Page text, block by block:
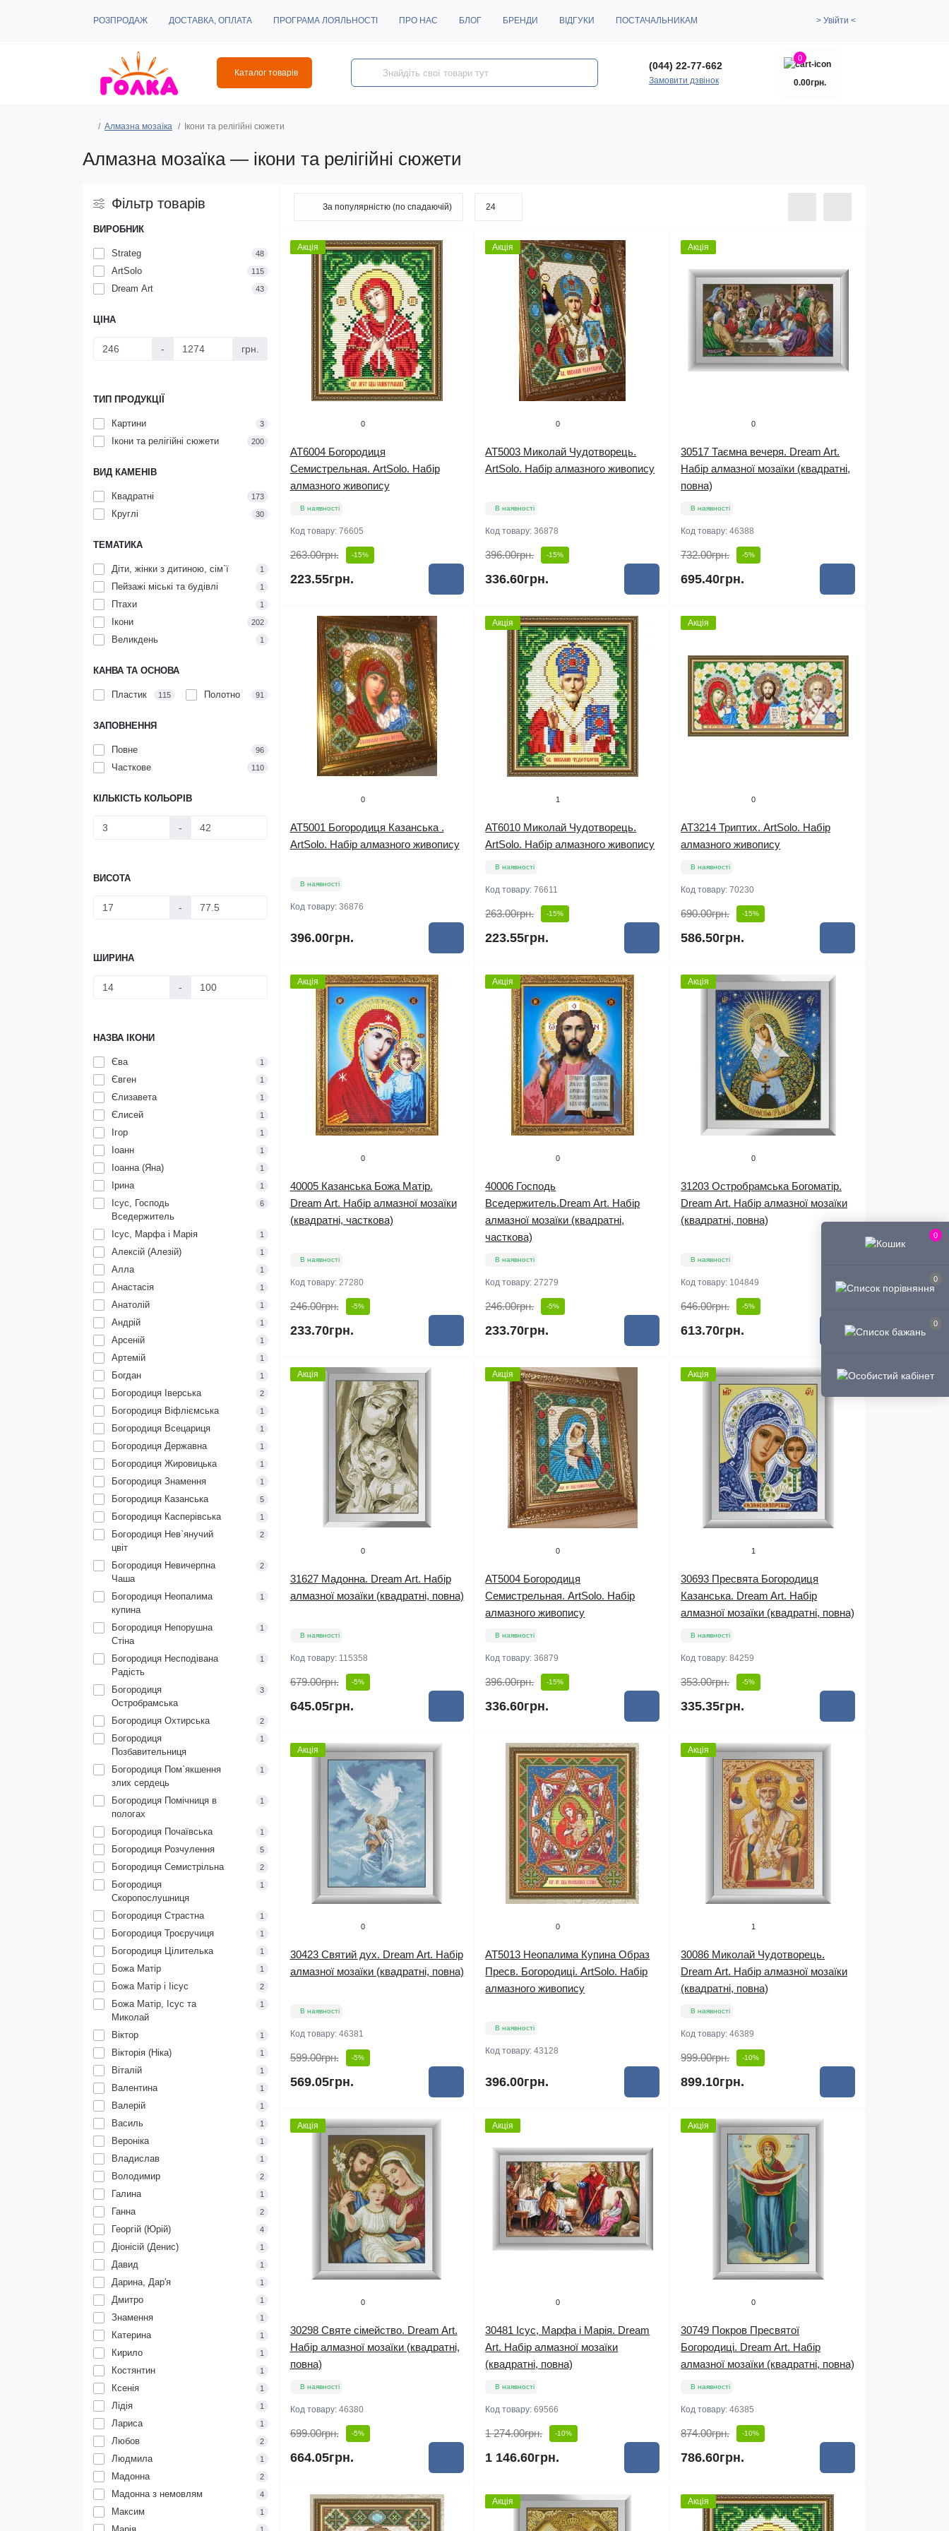
0
0
0
РОЗПРОДАЖ ДОСТАВКА, ОПЛАТА ПРОГРАМА ЛОЯЛЬНОСТІ ПРО НАС БЛОГ БРЕНДИ ВІДГУКИ ПОСТАЧАЛЬНИКАМ > Увійти <
Каталог товарів
(044) 22-77-662
Замовити дзвінок
0
0.00грн.
Алмазна мозаїка Ікони та релігійні сюжети
Алмазна мозаїка — ікони та релігійні сюжети
Фільтр товарів
ВИРОБНИК
Strateg 48
ArtSolo 115
Dream Art 43
ЦІНА
- грн.
ТИП ПРОДУКЦІЇ
Картини 3
Ікони та релігійні сюжети 200
ВИД КАМЕНІВ
Квадратні 173
Круглі 30
ТЕМАТИКА
Діти, жінки з дитиною, сім`ї 1
Пейзажі міські та будівлі 1
Птахи 1
Ікони 202
Великдень 1
КАНВА ТА ОСНОВА
Пластик 115 Полотно 91
ЗАПОВНЕННЯ
Повне 96
Часткове 110
КІЛЬКІСТЬ КОЛЬОРІВ
-
ВИСОТА
-
ШИРИНА
-
НАЗВА ІКОНИ
Єва 1
Євген 1
Єлизавета 1
Єлисей 1
Ігор 1
Іоанн 1
Іоанна (Яна) 1
Ірина 1
Ісус, Господь
Вседержитель
6
Ісус, Марфа і Марія 1
Алексій (Алезій) 1
Алла 1
Анастасія 1
Анатолій 1
Андрій 1
Арсеній 1
Артемій 1
Богдан 1
Богородиця Іверська 2
Богородиця Віфліємська 1
Богородиця Всецариця 1
Богородиця Державна 1
Богородиця Жировицька 1
Богородиця Знамення 1
Богородиця Казанська 5
Богородиця Касперівська 1
Богородиця Нев`янучий
цвіт
2
Богородиця Невичерпна
Чаша
2
Богородиця Неопалима
купина
1
Богородиця Непорушна
Стіна
1
Богородиця Несподівана
Радість
1
Богородиця
Остробрамська
3
Богородиця Охтирська 2
Богородиця
Позбавительниця
1
Богородиця Пом`якшення
злих сердець
1
Богородиця Помічниця в
пологах
1
Богородиця Почаївська 1
Богородиця Розчулення 5
Богородиця Семистрільна 2
Богородиця
Скоропослушниця
1
Богородиця Страстна 1
Богородиця Троєручиця 1
Богородиця Цілителька 1
Божа Матір 1
Божа Матір і Іісус 2
Божа Матір, Ісус та
Миколай
1
Віктор 1
Вікторія (Ніка) 1
Віталій 1
Валентина 1
Валерiй 1
Василь 1
Вероніка 1
Владислав 1
Володимир 2
Галина 1
Ганна 2
Георгій (Юрій) 4
Діонісій (Денис) 1
Давид 1
Дарина, Дар'я 1
Дмитро 1
Знамення 1
Катерина 1
Кирило 1
Костянтин 1
Ксенія 1
Лідія 1
Лариса 1
Любов 2
Людмила 1
Мадонна 2
Мадонна з немовлям 4
Максим 1
Акція
0
AT6004 Богородиця
Семистрельная. ArtSolo. Набір
алмазного живопису
В наявності
Код товару: 76605
263.00грн. -15%
223.55грн.
Акція
0
AT5003 Миколай Чудотворець.
ArtSolo. Набір алмазного живопису
В наявності
Код товару:36878
396.00грн. -15%
336.60грн.
Акція
0
30517 Таємна вечеря. Dream Art.
Набір алмазної мозаїки (квадратні,
повна)
В наявності
Код товару:46388
732.00грн. -5%
695.40грн.
0
AT5001 Богородиця Казанська .
ArtSolo. Набір алмазного живопису
В наявності
Код товару: 36876
396.00грн.
Акція
1
AT6010 Миколай Чудотворець.
ArtSolo. Набір алмазного живопису
В наявності
Код товару:76611
263.00грн. -15%
223.55грн.
Акція
0
AT3214 Триптих. ArtSolo. Набір
алмазного живопису
В наявності
Код товару:70230
690.00грн. -15%
586.50грн.
Акція
0
40005 Казанська Божа Матір.
Dream Art. Набір алмазної мозаїки
(квадратні, часткова)
В наявності
Код товару: 27280
246.00грн. -5%
233.70грн.
Акція
0
40006 Господь
Вседержитель.Dream Art. Набір
алмазної мозаїки (квадратні,
часткова)
В наявності
Код товару:27279
246.00грн. -5%
233.70грн.
Акція
0
31203 Остробрамська Богоматір.
Dream Art. Набір алмазної мозаїки
(квадратні, повна)
В наявності
Код товару: 104849
646.00грн. -5%
613.70грн.
Акція
0
31627 Мадонна. Dream Art. Набір
алмазної мозаїки (квадратні, повна)
В наявності
Код товару: 115358
679.00грн. -5%
645.05грн.
Акція
0
AT5004 Богородиця
Семистрельная. ArtSolo. Набір
алмазного живопису
В наявності
Код товару:36879
396.00грн. -15%
336.60грн.
Акція
1
30693 Пресвята Богородиця
Казанська. Dream Art. Набір
алмазної мозаїки (квадратні, повна)
В наявності
Код товару:84259
353.00грн. -5%
335.35грн.
Акція
0
30423 Святий дух. Dream Art. Набір
алмазної мозаїки (квадратні, повна)
В наявності
Код товару: 46381
599.00грн. -5%
569.05грн.
0
AT5013 Неопалима Купина Образ
Пресв. Богородиці. ArtSolo. Набір
алмазного живопису
В наявності
Код товару:43128
396.00грн.
Акція
1
30086 Миколай Чудотворець.
Dream Art. Набір алмазної мозаїки
(квадратні, повна)
В наявності
Код товару:46389
999.00грн. -10%
899.10грн.
Акція
0
30298 Святе сімейство. Dream Art.
Набір алмазної мозаїки (квадратні,
повна)
В наявності
Код товару: 46380
699.00грн. -5%
664.05грн.
Акція
0
30481 Ісус, Марфа і Марія. Dream
Art. Набір алмазної мозаїки
(квадратні, повна)
В наявності
Код товару:69566
1 274.00грн. -10%
1 146.60грн.
Акція
0
30749 Покров Пресвятої
Богородиці. Dream Art. Набір
алмазної мозаїки (квадратні, повна)
В наявності
Код товару:46385
874.00грн. -10%
786.60грн.
Акція Акція